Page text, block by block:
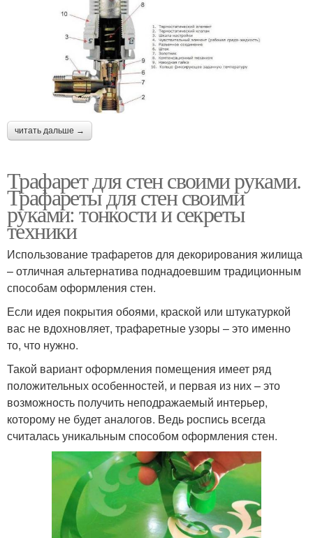
читать дальше →
Трафарет для стен своими руками.
Трафареты для стен своими
руками: тонкости и секреты
техники
Использование трафаретов для декорирования жилища
– отличная альтернатива поднадоевшим традиционным
способам оформления стен.
Если идея покрытия обоями, краской или штукатуркой
вас не вдохновляет, трафаретные узоры – это именно
то, что нужно.
Такой вариант оформления помещения имеет ряд
положительных особенностей, и первая из них – это
возможность получить неподражаемый интерьер,
которому не будет аналогов. Ведь роспись всегда
считалась уникальным способом оформления стен.